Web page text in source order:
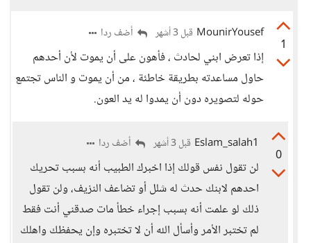
1
MounirYousef قبل 3 أشهر أضف ردا
إذا تعرض ابني لحادث ، فأهون على أن يموت لأن أحدهم
حاول مساعدته بطريقة خاطئة ، من أن يموت و الناس تجتمع
حوله لتصويره دون أن يمدوا له يد العون.
0
Eslam_salah1 قبل 3 أشهر أضف ردا
لن تقول نفس قولك إذا اخبرك الطبيب أنه بسبب تحريك
احدهم لابنك حدث له شلل أو تضاعف النزيف، ولن تقول
ذلك لو علمت أنه بسبب إجراء خطأ مات صدقني أنت فقط
لم تختبر الأمر وأسأل الله أن لا تختبره وإن يحفظك واهلك